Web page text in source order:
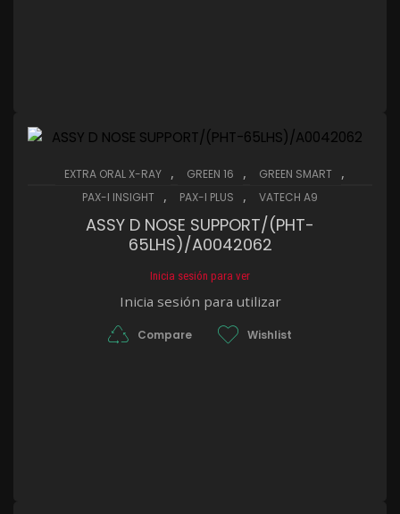
EXTRA ORAL X-RAY , GREEN 16 , GREEN SMART ,
PAX-I INSIGHT , PAX-I PLUS , VATECH A9
ASSY D NOSE SUPPORT/(PHT-
65LHS)/A0042062
Inicia sesión para ver
Inicia sesión para utilizar
Compare Wishlist